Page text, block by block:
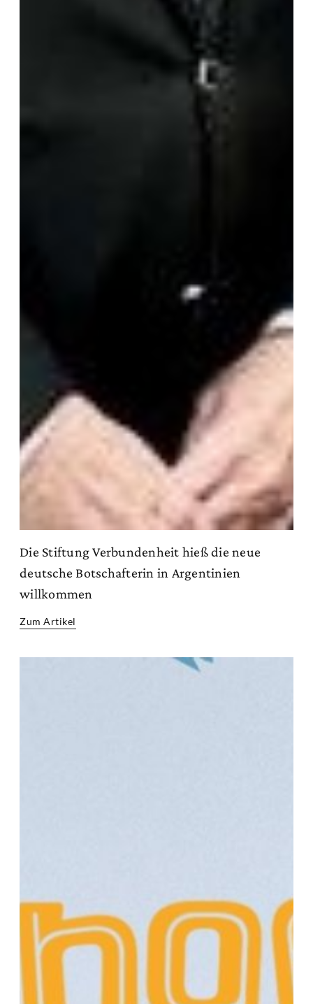
Die Stiftung Verbundenheit hieß die neue
deutsche Botschafterin in Argentinien
willkommen
Zum Artikel